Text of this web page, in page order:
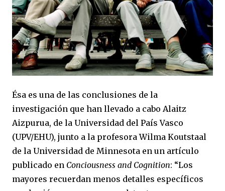
Ésa es una de las conclusiones de la
investigación que han llevado a cabo Alaitz
Aizpurua, de la Universidad del País Vasco
(UPV/EHU), junto a la profesora Wilma Koutstaal
de la Universidad de Minnesota en un artículo
publicado en Conciousness and Cognition: “Los
mayores recuerdan menos detalles específicos